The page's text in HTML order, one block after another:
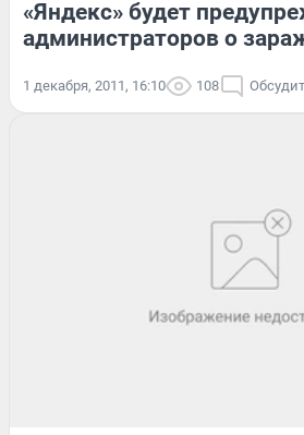
«Яндекс» будет
администраторов о
1 декабря, 2011, 16:10 108